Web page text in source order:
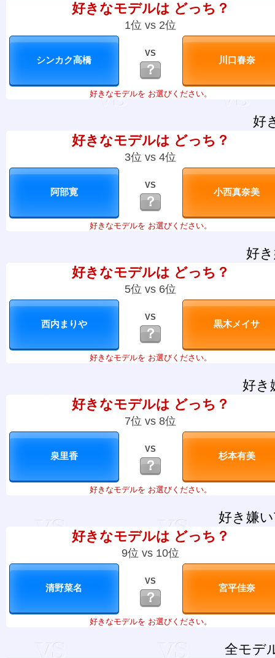
好きなモデルは どっち？
1位 vs 2位
VS
？
好きなモデルを お選びください。
好
好きなモデルは どっち？
3位 vs 4位
VS
？
好きなモデルを お選びください。
好
好きなモデルは どっち？
5位 vs 6位
VS
？
好きなモデルを お選びください。
好き
好きなモデルは どっち？
7位 vs 8位
VS
？
好きなモデルを お選びください。
好き嫌
好きなモデルは どっち？
9位 vs 10位
VS
？
好きなモデルを お選びください。
全モデ